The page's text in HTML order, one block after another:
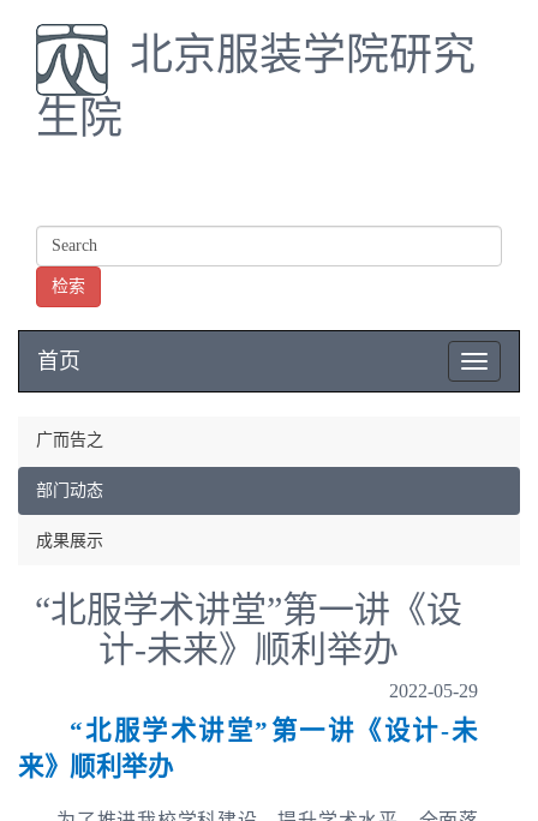
北京服装学院研究
生院
检索
Toggle
首页
广而告之
部门动态
成果展示
“北服学术讲堂”第一讲《设
计-未来》顺利举办
2022-05-29
“北服学术讲堂”第一讲《设计-未
来》 顺利举办